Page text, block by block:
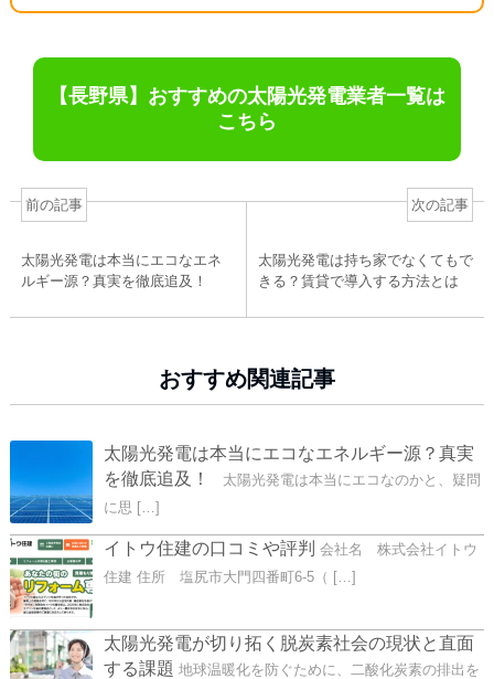
【長野県】おすすめの太陽光発電業者一覧は
こちら
前の記事
太陽光発電は本当にエコなエネ
ルギー源？真実を徹底追及！
次の記事
太陽光発電は持ち家でなくてもで
きる？賃貸で導入する方法とは
おすすめ関連記事
太陽光発電は本当にエコなエネルギー源？真実
を徹底追及！
太陽光発電は本当にエコなのかと、疑問
に思 […]
イトウ住建の口コミや評判 会社名 株式会社イトウ
住建 住所 塩尻市大門四番町6-5（ […]
太陽光発電が切り拓く脱炭素社会の現状と直面
する課題 地球温暖化を防ぐために、二酸化炭素の排出を